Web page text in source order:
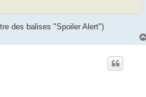
des balises "Spoiler Alert")